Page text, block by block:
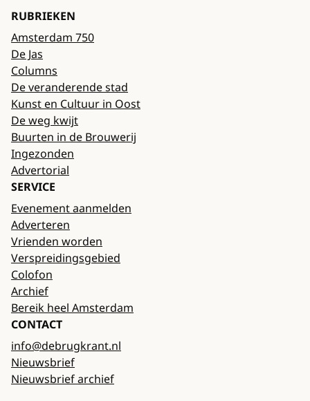
RUBRIEKEN
Amsterdam 750
De Jas
Columns
De veranderende stad
Kunst en Cultuur in Oost
De weg kwijt
Buurten in de Brouwerij
Ingezonden
Advertorial
SERVICE
Evenement aanmelden
Adverteren
Vrienden worden
Verspreidingsgebied
Colofon
Archief
Bereik heel Amsterdam
CONTACT
info@debrugkrant.nl
Nieuwsbrief
Nieuwsbrief archief